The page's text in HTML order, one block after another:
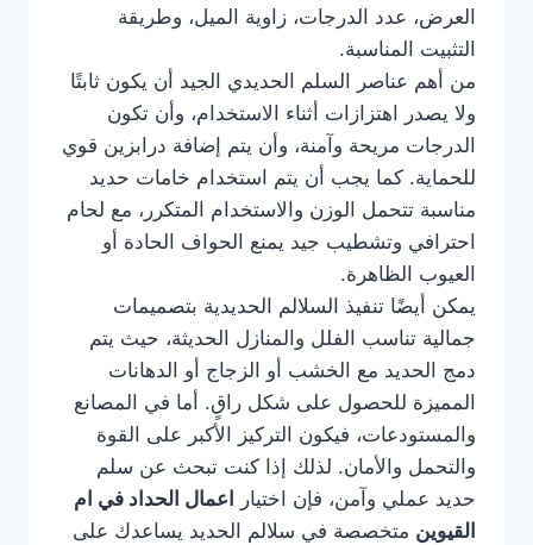
العرض، عدد الدرجات، زاوية الميل، وطريقة
التثبيت المناسبة.
من أهم عناصر السلم الحديدي الجيد أن يكون ثابتًا
ولا يصدر اهتزازات أثناء الاستخدام، وأن تكون
الدرجات مريحة وآمنة، وأن يتم إضافة درابزين قوي
للحماية. كما يجب أن يتم استخدام خامات حديد
مناسبة تتحمل الوزن والاستخدام المتكرر، مع لحام
احترافي وتشطيب جيد يمنع الحواف الحادة أو
العيوب الظاهرة.
يمكن أيضًا تنفيذ السلالم الحديدية بتصميمات
جمالية تناسب الفلل والمنازل الحديثة، حيث يتم
دمج الحديد مع الخشب أو الزجاج أو الدهانات
المميزة للحصول على شكل راقٍ. أما في المصانع
والمستودعات، فيكون التركيز الأكبر على القوة
والتحمل والأمان. لذلك إذا كنت تبحث عن سلم
حديد عملي وآمن، فإن اختيار
اعمال الحداد في ام
القيوين متخصصة في سلالم الحديد يساعدك على